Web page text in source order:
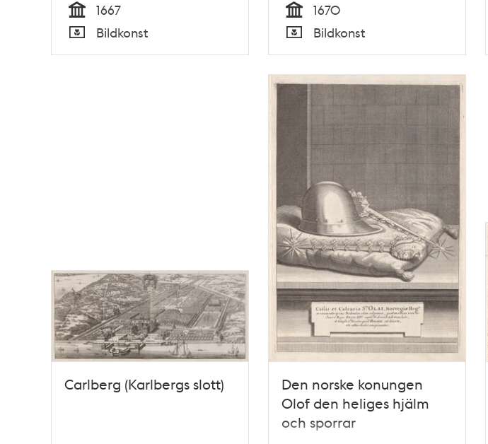
Tid
1667
Typ
Bildkonst Tid
1670
Typ
Bildkonst
Carlberg (Karlbergs slott)
Den norske konungen
Olof den heliges hjälm
och sporrar